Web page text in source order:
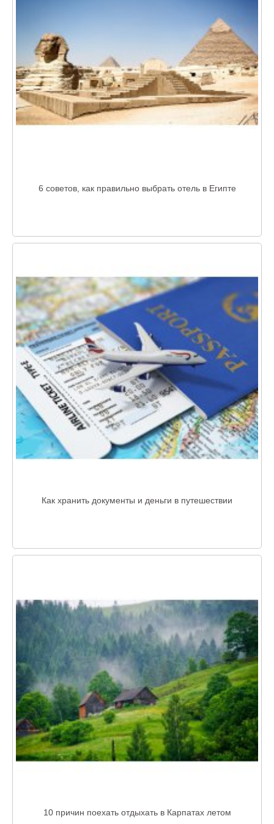
6 советов, как правильно выбрать отель в Египте
Как хранить документы и деньги в путешествии
10 причин поехать отдыхать в Карпатах летом